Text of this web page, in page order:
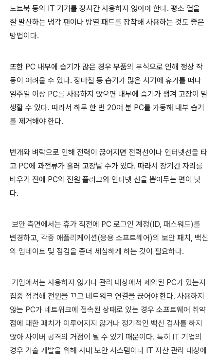
노트북 등의 IT 기기를 장시간 사용하지 않아야 한다. 평소 열을
잘 발산하는 냉각 팬이나 방열 패드를 장착해 사용하는 것도 좋은
방법이다.
또한 PC 내부에 습기가 많은 경우 부품의 부식으로 인해 정상 작
동이 어려울 수 있다. 장마철 등 습기가 많은 시기에 휴가를 떠나
일주일 이상 PC를 사용하지 않으면 내부에 습기가 생겨 고장이 발
생할 수 있다. 따라서 하루 한 번 20여 분 PC를 가동해 내부 습기
를 제거해야 한다.
번개와 벼락으로 인해 전력이 끊어지면 전력선이나 인터넷선을 타
고 PC에 과전류가 흘러 고장날 수가 있다. 따라서 장기간 자리를
비우기 전에 PC의 전원 플러그와 인터넷 선을 뽑아두는 편이 낫
다.
보안 측면에서는 휴가 직전에 PC 로그인 계정(ID, 패스워드)를
변경하고, 각종 애플리케이션(응용 소프트웨어)의 보안 패치 , 백신
의 업데이트 및 점검을 좀더 세심하게 하는 것이 필요하다.
기업에서는 사용하지 않거나 관리 대상에서 제외된 PC가 있는지
집중 점검해 전원을 끄고 네트워크 연결을 끊어야 한다. 사용하지
않는 PC가 네트워크에 접속된 상태로 있는 경우 소프트웨어 취약
점에 대한 패치가 이루어지지 않거나 정기적인 백신 검사를 하지
않아 사이버 공격의 거점이 될 수 있기 때문이다. 특히 IT 기업의
경우 기술 개발을 위해 사내 보안 시스템이나 IT 자산 관리 대상에